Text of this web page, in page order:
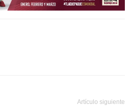
Artículo siguiente